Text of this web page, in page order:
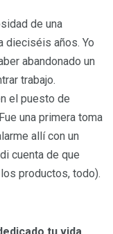
de una
dieciséis años. Yo
abandonado un
trabajo.
el puesto de
una primera toma
allí con un
cuenta de que
productos, todo).